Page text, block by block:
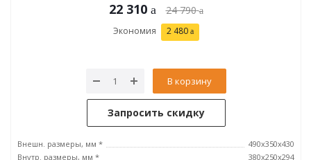
22 310 24 790
Экономия 2 480
В корзину
Запросить скидку
Внешн. размеры, мм *
490x350x430
Внутр. размеры, мм *
380х250х294